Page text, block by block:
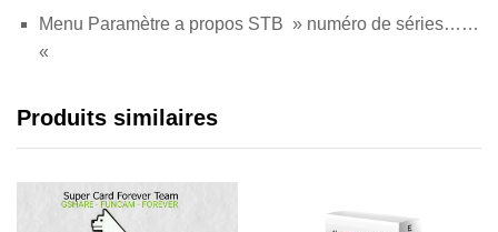
Menu Paramètre a propos STB » numéro de séries……
«
Produits similaires